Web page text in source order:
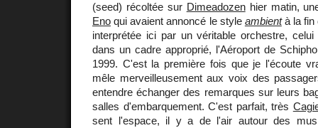
(seed) récoltée sur Dimeadozenhier matin,
Eno qui avaient annoncé le style ambientà la fin
interprétée ici par un véritable orchestre,
dans un cadre approprié, l'Aéroport de
1999. C'est la première fois que je l'écoute
mêle merveilleusement aux voix des
entendre échanger des remarques sur leurs
salles d'embarquement. C'est parfait, très
sent l'espace, il y a de l'air autour des